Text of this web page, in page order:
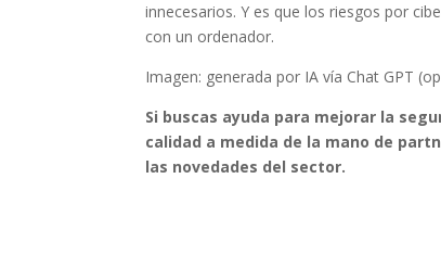
innecesarios. Y es que los riesgos por
con un ordenador.
Imagen: generada por IA vía Chat GPT
Si buscas ayuda para mejorar la
calidad a medida de la mano de
las novedades del sector.